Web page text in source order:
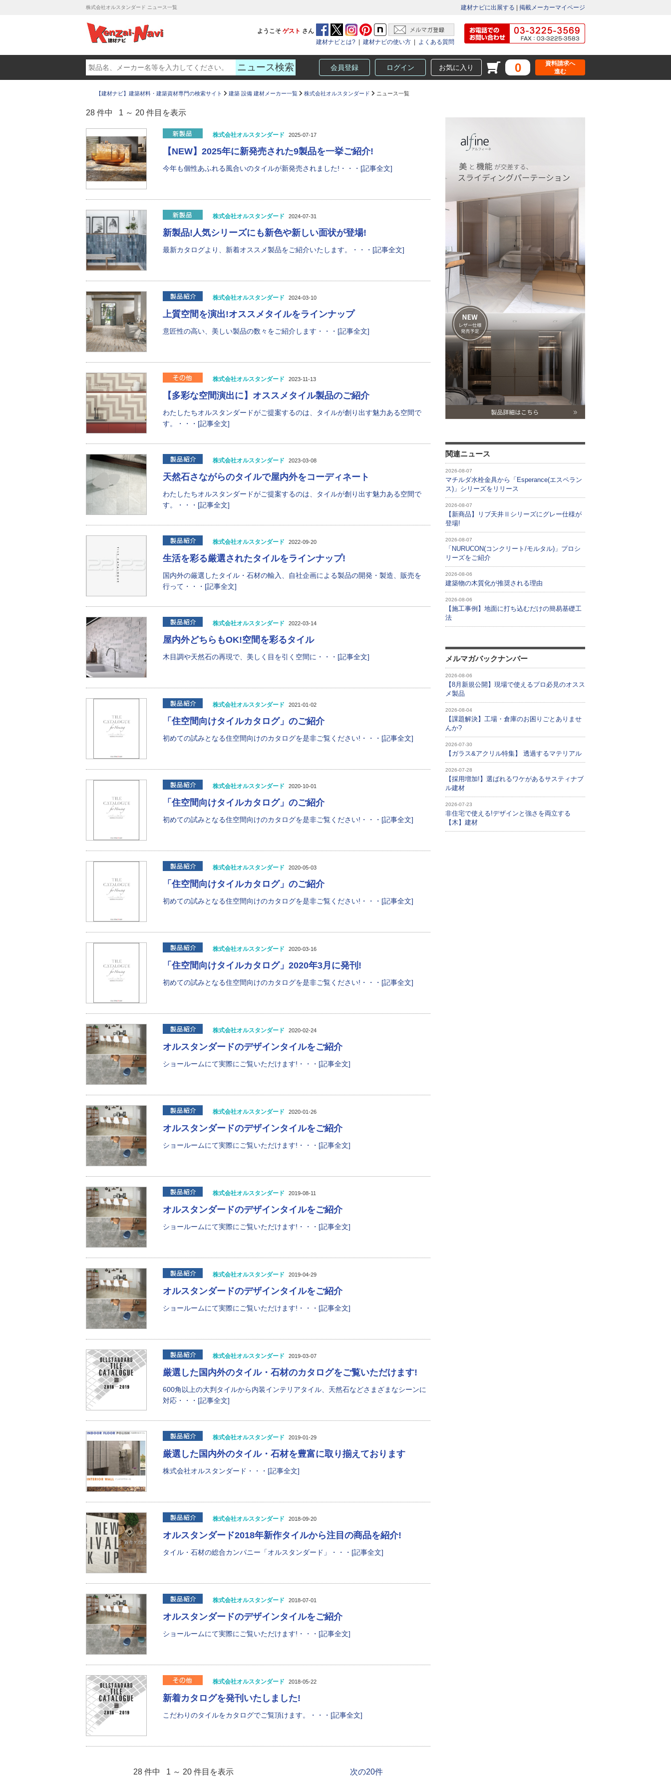
株式会社オルスタンダード ニュース一覧 建材ナビに出展する 掲載メーカーマイページ
ようこそ ゲスト さん
建材ナビとは?
建材ナビの使い方 よくある質問
会員登録 ログイン お気に入り 0
資料請求へ
進む
【建材ナビ】建築材料・建築資材専門の検索サイト 建築 設備 建材メーカー一覧 株式会社オルスタンダード ニュース一覧
28 件中 1 ～ 20 件目を表示
株式会社オルスタンダード 2025-07-17
【NEW】2025年に新発売された9製品を一挙ご紹介!
今年も個性あふれる風合いのタイルが新発売されました!・・・[記事全文]
株式会社オルスタンダード 2024-07-31
新製品!人気シリーズにも新色や新しい面状が登場!
最新カタログより、新着オススメ製品をご紹介いたします。・・・[記事全文]
株式会社オルスタンダード 2024-03-10
上質空間を演出!オススメタイルをラインナップ
意匠性の高い、美しい製品の数々をご紹介します・・・[記事全文]
株式会社オルスタンダード 2023-11-13
【多彩な空間演出に】オススメタイル製品のご紹介
わたしたちオルスタンダードがご提案するのは、タイルが創り出す魅力ある空間で
す。・・・[記事全文]
株式会社オルスタンダード 2023-03-08
天然石さながらのタイルで屋内外をコーディネート
わたしたちオルスタンダードがご提案するのは、タイルが創り出す魅力ある空間で
す。・・・[記事全文]
株式会社オルスタンダード 2022-09-20
生活を彩る厳選されたタイルをラインナップ!
国内外の厳選したタイル・石材の輸入、自社企画による製品の開発・製造、販売を
行って・・・[記事全文]
株式会社オルスタンダード 2022-03-14
屋内外どちらもOK!空間を彩るタイル
木目調や天然石の再現で、美しく目を引く空間に・・・[記事全文]
株式会社オルスタンダード 2021-01-02
「住空間向けタイルカタログ」のご紹介
初めての試みとなる住空間向けのカタログを是非ご覧ください!・・・[記事全文]
株式会社オルスタンダード 2020-10-01
「住空間向けタイルカタログ」のご紹介
初めての試みとなる住空間向けのカタログを是非ご覧ください!・・・[記事全文]
株式会社オルスタンダード 2020-05-03
「住空間向けタイルカタログ」のご紹介
初めての試みとなる住空間向けのカタログを是非ご覧ください!・・・[記事全文]
株式会社オルスタンダード 2020-03-16
「住空間向けタイルカタログ」2020年3月に発刊!
初めての試みとなる住空間向けのカタログを是非ご覧ください!・・・[記事全文]
株式会社オルスタンダード 2020-02-24
オルスタンダードのデザインタイルをご紹介
ショールームにて実際にご覧いただけます!・・・[記事全文]
株式会社オルスタンダード 2020-01-26
オルスタンダードのデザインタイルをご紹介
ショールームにて実際にご覧いただけます!・・・[記事全文]
株式会社オルスタンダード 2019-08-11
オルスタンダードのデザインタイルをご紹介
ショールームにて実際にご覧いただけます!・・・[記事全文]
株式会社オルスタンダード 2019-04-29
オルスタンダードのデザインタイルをご紹介
ショールームにて実際にご覧いただけます!・・・[記事全文]
株式会社オルスタンダード 2019-03-07
厳選した国内外のタイル・石材のカタログをご覧いただけます!
600角以上の大判タイルから内装インテリアタイル、天然石などさまざまなシーンに
対応・・・[記事全文]
株式会社オルスタンダード 2019-01-29
厳選した国内外のタイル・石材を豊富に取り揃えております
株式会社オルスタンダード・・・[記事全文]
株式会社オルスタンダード 2018-09-20
オルスタンダード2018年新作タイルから注目の商品を紹介!
タイル・石材の総合カンパニー「オルスタンダード」・・・[記事全文]
株式会社オルスタンダード 2018-07-01
オルスタンダードのデザインタイルをご紹介
ショールームにて実際にご覧いただけます!・・・[記事全文]
株式会社オルスタンダード 2018-05-22
新着カタログを発刊いたしました!
こだわりのタイルをカタログでご覧頂けます。・・・[記事全文]
28 件中 1 ～ 20 件目を表示 次の20件
関連ニュース
2026-08-07
マチルダ水栓金具から「Esperance(エスペラン
ス)」シリーズをリリース
2026-08-07
【新商品】リブ天井Ⅱシリーズにグレー仕様が
登場!
2026-08-07
「NURUCON(コンクリート/モルタル)」プロシ
リーズをご紹介
2026-08-06
建築物の木質化が推奨される理由
2026-08-06
【施工事例】地面に打ち込むだけの簡易基礎工
法
メルマガバックナンバー
2026-08-06
【8月新規公開】現場で使えるプロ必見のオスス
メ製品
2026-08-04
【課題解決】工場・倉庫のお困りごとありませ
んか?
2026-07-30
【ガラス&アクリル特集】 透過するマテリアル
2026-07-28
【採用増加!】選ばれるワケがあるサスティナブ
ル建材
2026-07-23
非住宅で使える!デザインと強さを両立する
【木】建材